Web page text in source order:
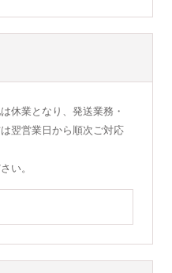
休業となり、発送業務・
翌営業日から順次ご対応
い。